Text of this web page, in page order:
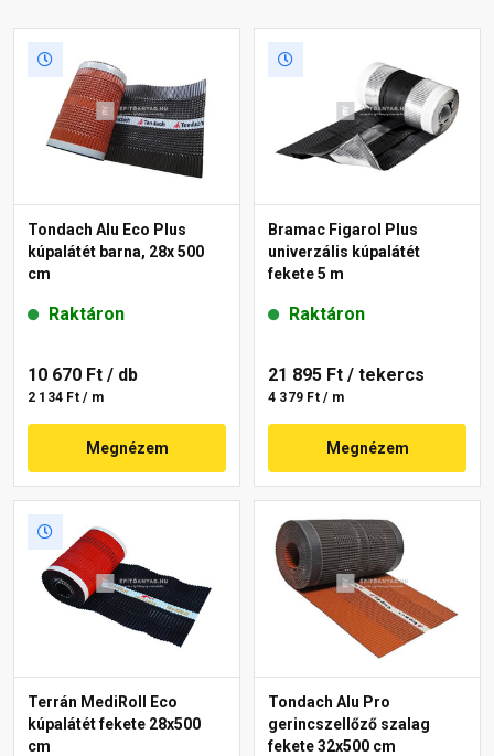
Tondach Alu Eco Plus
kúpalátét barna, 28x 500
cm
Raktáron
10 670 Ft / db
2 134 Ft / m
Megnézem
Bramac Figarol Plus
univerzális kúpalátét
fekete 5 m
Raktáron
21 895 Ft / tekercs
4 379 Ft / m
Megnézem
Terrán MediRoll Eco
kúpalátét fekete 28x500
cm
Tondach Alu Pro
gerincszellőző szalag
fekete 32x500 cm